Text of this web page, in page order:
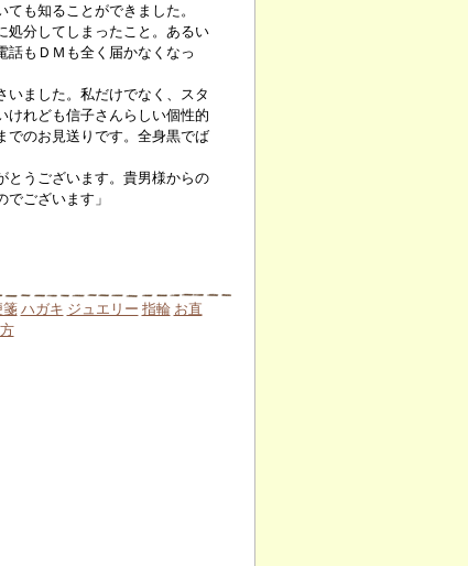
も知ることができました。
分してしまったこと。あるい
話もＤＭも全く届かなくなっ
ました。私だけでなく、スタ
けれども信子さんらしい個性的
でのお見送りです。全身黒でば
うございます。貴男様からの
ございます」
箋 ハガキ ジュエリー 指輪 お直